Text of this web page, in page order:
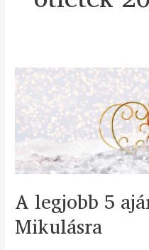
A legjobb 5
Mikulásra
legjobb
5
ajándékötlet
Mikulásra